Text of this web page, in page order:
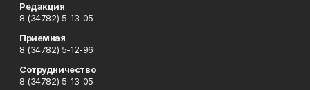
Редакция
8 (34782) 5-13-05
Приемная
8 (34782) 5-12-96
Сотрудничество
8 (34782) 5-13-05